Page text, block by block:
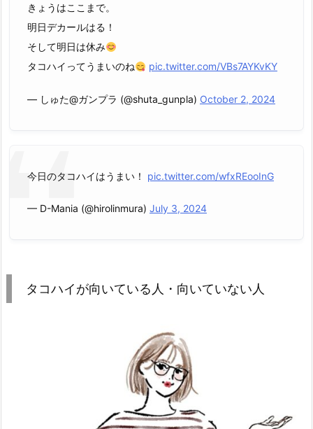
きょうはここまで。
明日デカールはる！
そして明日は休み
タコハイってうまいのね
pic.twitter.com/VBs7AYKvKY
— しゅた@ガンプラ (@shuta_gunpla) October 2, 2024
今日のタコハイはうまい！ pic.twitter.com/wfxREooInG
— D-Mania (@hirolinmura) July 3, 2024
タコハイが向いている人・向いていない人